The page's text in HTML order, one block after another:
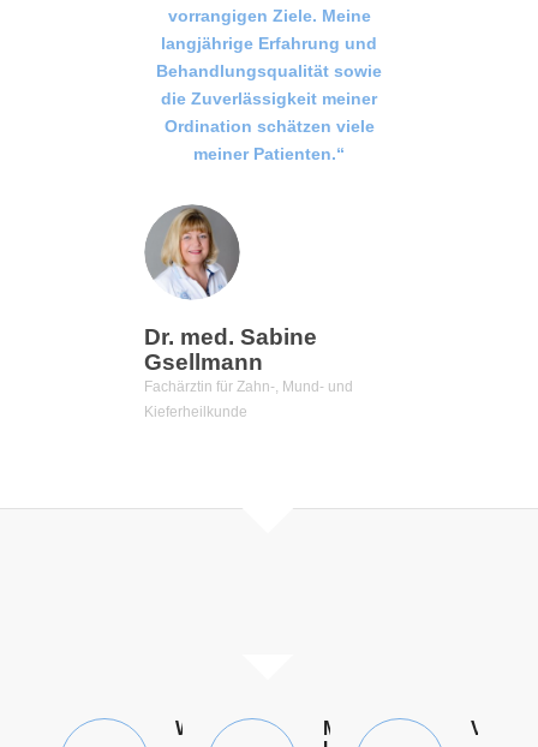
vorrangigen Ziele. Meine
langjährige Erfahrung und
Behandlungsqualität sowie
die Zuverlässigkeit meiner
Ordination schätzen viele
meiner Patienten.“
Dr. med. Sabine
Gsellmann
Fachärztin für Zahn-, Mund- und
Kieferheilkunde
WOHLFÜHLEN MENSCHLICHKEIT